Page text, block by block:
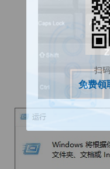
扫
免费领